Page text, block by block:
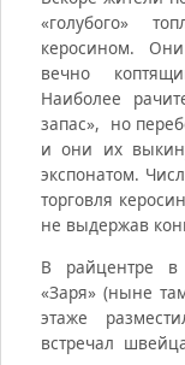
«голубого»
керосином. Они
вечно
Наиболее
запас», но
и они их
экспонатом.
торговля
не выдержав
В райцентре в
«Заря» (ныне
этаже
встречал